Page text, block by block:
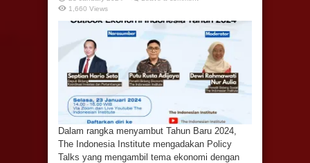
1,660 Views
Dalam rangka menyambut Tahun Baru 2024,
The Indonesia Institute mengadakan Policy
Talks yang mengambil tema ekonomi dengan